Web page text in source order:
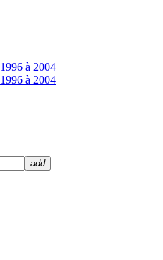
add